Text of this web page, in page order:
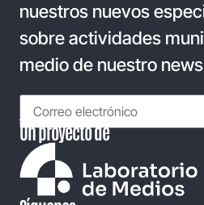
nuestros nuevos
sobre actividades
medio de nuestro
Un proyecto de